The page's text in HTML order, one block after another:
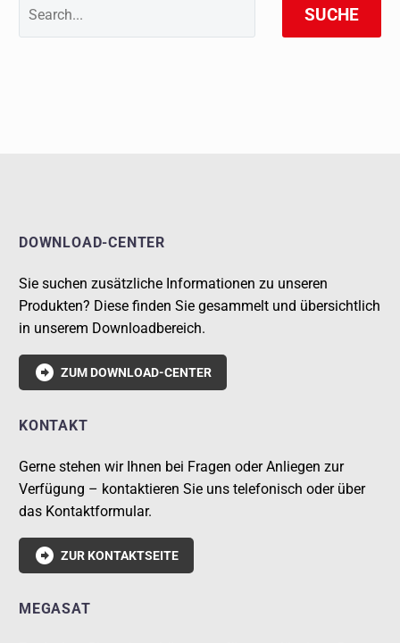
SUCHE
DOWNLOAD-CENTER
Sie suchen zusätzliche Informationen zu unseren
Produkten? Diese finden Sie gesammelt und übersichtlich
in unserem Downloadbereich.
 ZUM DOWNLOAD-CENTER
KONTAKT
Gerne stehen wir Ihnen bei Fragen oder Anliegen zur
Verfügung – kontaktieren Sie uns telefonisch oder über
das Kontaktformular.
 ZUR KONTAKTSEITE
MEGASAT